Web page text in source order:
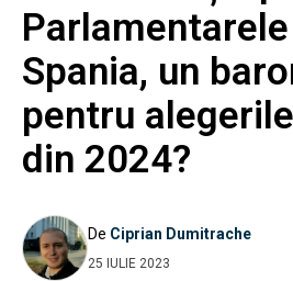
Spania, un
pentru
din 2024?
De Ciprian Dumitrache
25 IULIE 2023